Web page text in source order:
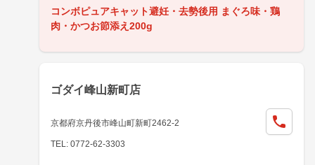
コンボピュアキャット避妊・去勢後用 まぐろ味・鶏
肉・かつお節添え200g
ゴダイ峰山新町店
京都府京丹後市峰山町新町2462-2
TEL: 0772-62-3303